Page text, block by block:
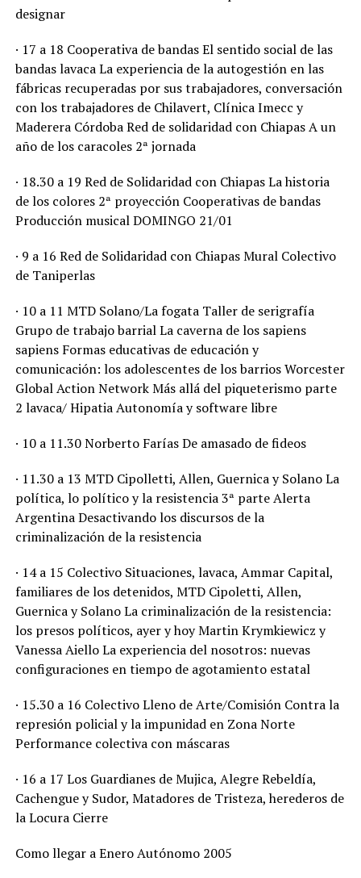
designar
· 17 a 18 Cooperativa de bandas El sentido social de las
bandas lavaca La experiencia de la autogestión en las
fábricas recuperadas por sus trabajadores, conversación
con los trabajadores de Chilavert, Clínica Imecc y
Maderera Córdoba Red de solidaridad con Chiapas A un
año de los caracoles 2ª jornada
· 18.30 a 19 Red de Solidaridad con Chiapas La historia
de los colores 2ª proyección Cooperativas de bandas
Producción musical DOMINGO 21/01
· 9 a 16 Red de Solidaridad con Chiapas Mural Colectivo
de Taniperlas
· 10 a 11 MTD Solano/La fogata Taller de serigrafía
Grupo de trabajo barrial La caverna de los sapiens
sapiens Formas educativas de educación y
comunicación: los adolescentes de los barrios Worcester
Global Action Network Más allá del piqueterismo parte
2 lavaca/ Hipatia Autonomía y software libre
· 10 a 11.30 Norberto Farías De amasado de fideos
· 11.30 a 13 MTD Cipolletti, Allen, Guernica y Solano La
política, lo político y la resistencia 3ª parte Alerta
Argentina Desactivando los discursos de la
criminalización de la resistencia
· 14 a 15 Colectivo Situaciones, lavaca, Ammar Capital,
familiares de los detenidos, MTD Cipoletti, Allen,
Guernica y Solano La criminalización de la resistencia:
los presos políticos, ayer y hoy Martin Krymkiewicz y
Vanessa Aiello La experiencia del nosotros: nuevas
configuraciones en tiempo de agotamiento estatal
· 15.30 a 16 Colectivo Lleno de Arte/Comisión Contra la
represión policial y la impunidad en Zona Norte
Performance colectiva con máscaras
· 16 a 17 Los Guardianes de Mujica, Alegre Rebeldía,
Cachengue y Sudor, Matadores de Tristeza, herederos de
la Locura Cierre
Como llegar a Enero Autónomo 2005